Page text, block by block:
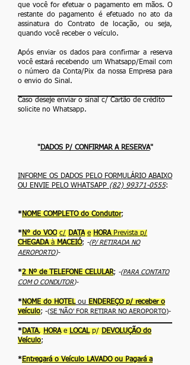
que você for efetuar o pagamento em mãos. O
restante do pagamento é efetuado no ato da
assinatura do Contrato de locação, ou seja,
quando você receber o veículo.
Após enviar os dados para confirmar a reserva
você estará recebendo um Whatsapp/Email com
o número da Conta/Pix da nossa Empresa para
o envio do Sinal.
Caso deseje enviar o sinal c/ Cartão de crédito
solicite no Whatsapp.
"DADOS P/ CONFIRMAR A RESERVA"
INFORME OS DADOS PELO FORMULÁRIO ABAIXO
OU ENVIE PELO WHATSAPP (82) 99371-0555:
*NOME COMPLETO do Condutor;
*N° do VOO c/ DATA e HORAPrevista p/
CHEGADAà MACEIÓ; -(P/ RETIRADA NO
AEROPORTO)-
*2 Nº de TELEFONE CELULAR; -(PARA CONTATO
COM O CONDUTOR)-
*NOME do HOTEL ou ENDEREÇO p/ receber o
veículo; -(SE 'NÃO' FOR RETIRAR NO AEROPORTO)-
*DATA, HORA e LOCAL p/ DEVOLUÇÃO do
Veículo;
*Entregará o Veículo LAVADO ou Pagará a